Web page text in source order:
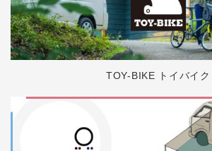
TOY-BIKE トイバイク